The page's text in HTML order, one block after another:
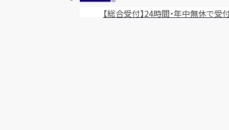
【総合受付】24時間・年中無休で受